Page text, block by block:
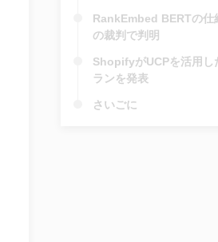
RankEmbed BERTの
の裁判で判明
ShopifyがUCPを活用
ランを発表
さいごに